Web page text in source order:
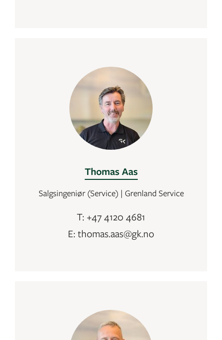
Thomas Aas
Salgsingeniør (Service) | Grenland Service
T: +47 4120 4681
E: thomas.aas@gk.no